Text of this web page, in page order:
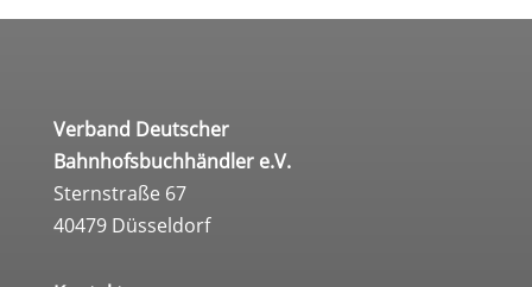
Verband Deutscher
Bahnhofsbuchhändler e.V.
Sternstraße 67
40479 Düsseldorf